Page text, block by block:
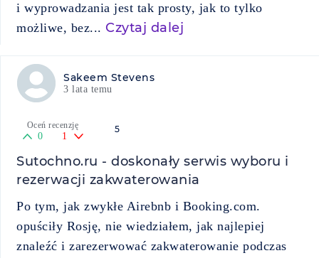
i wyprowadzania jest tak prosty, jak to tylko
możliwe, bez... Czytaj dalej
Sakeem Stevens
3 lata temu
5
Oceń recenzję
0 1
Sutochno.ru - doskonały serwis wyboru i
rezerwacji zakwaterowania
Po tym, jak zwykłe Airebnb i Booking.com.
opuściły Rosję, nie wiedziałem, jak najlepiej
znaleźć i zarezerwować zakwaterowanie podczas